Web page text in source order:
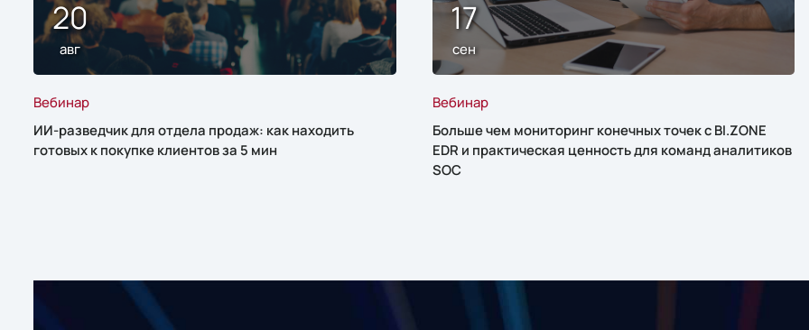
20
авг
Вебинар
ИИ-разведчик для отдела продаж: как находить
готовых к покупке клиентов за 5 мин
17
сен
Вебинар
Больше чем мониторинг конечных точек с BI.ZONE
EDR и практическая ценность для команд аналитиков
SOC